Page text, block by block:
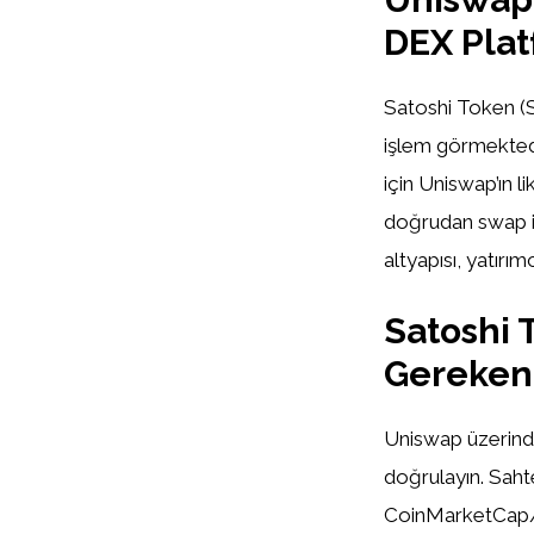
DEX
Satoshi Token
işlem
için Uniswap’ın
doğrudan swap
altyapısı,
Satoshi
Uniswap
doğrulayın.
CoinMarketCap/